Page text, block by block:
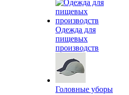
Одежда для
пищевых
производств
Головные уборы